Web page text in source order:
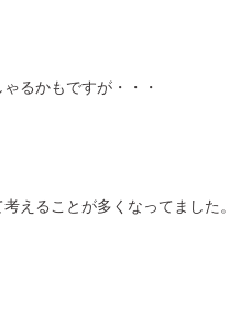
るかもですが・・・
えることが多くなってました。